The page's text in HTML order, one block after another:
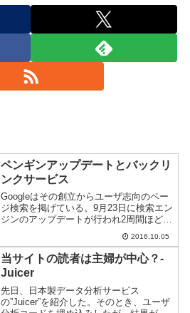
ペンギンアップデートとバックリ
ンクサービス
Googleはその創立からユーザ志向のペー
ジ検索を掲げている。9月23日に検索エン
ジンのアップデートが行われ2周間ほど経
ち落ち着いてきたようなので、その結果
2016.10.05
当サイトの読者は主婦が中心？-
Juicer
先日、日本製データ分析サービス
の”Juicer”を紹介した。そのとき、ユーザ